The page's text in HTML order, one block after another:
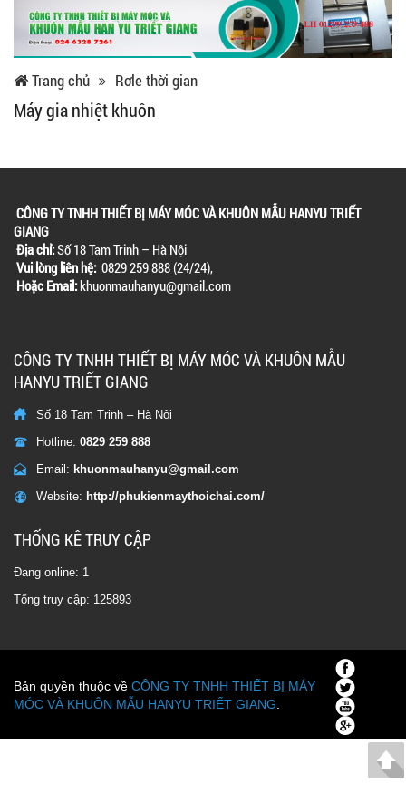
Trang chủ Rơle thời gian
Máy gia nhiệt khuôn
CÔNG TY TNHH THIẾT BỊ MÁY MÓC VÀ KHUÔN MẪU HANYU TRIẾT
GIANG
Địa chỉ:Số 18 Tam Trinh – Hà Nội
Vui lòng liên hệ:0829 259 888 (24/24),
Hoặc Email:khuonmauhanyu@gmail.com
CÔNG TY TNHH THIẾT BỊ MÁY MÓC VÀ KHUÔN MẪU
HANYU TRIẾT GIANG
Số 18 Tam Trinh – Hà Nội
Hotline: 0829 259 888
Email: khuonmauhanyu@gmail.com
Website: http://phukienmaythoichai.com/
THỐNG KÊ TRUY CẬP
Đang online: 1
Tổng truy cập: 125893
Bản quyền thuộc về CÔNG TY TNHH THIẾT BỊ MÁY
MÓC VÀ KHUÔN MẪU HANYU TRIẾT GIANG